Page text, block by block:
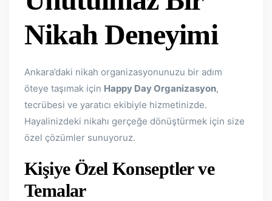
Nikah Deneyimi
Ankara’daki nikah organizasyonunuzu bir adım
öteye taşımak için Happy Day Organizasyon,
tecrübesi ve yaratıcı ekibiyle hizmetinizde.
Hayalinizdeki nikahı gerçeğe dönüştürmek için size
özel çözümler sunuyoruz.
Kişiye Özel Konseptler ve
Temalar